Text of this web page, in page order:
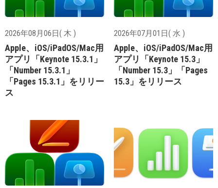
2026年08月06日( 木 )
Apple、iOS/iPadOS/Mac用
アプリ「Keynote 15.3.1」
「Number 15.3.1」
「Pages 15.3.1」をリリー
ス
2026年07月01日( 水 )
Apple、iOS/iPadOS/Mac用
アプリ「Keynote 15.3」
「Number 15.3」「Pages
15.3」をリリース